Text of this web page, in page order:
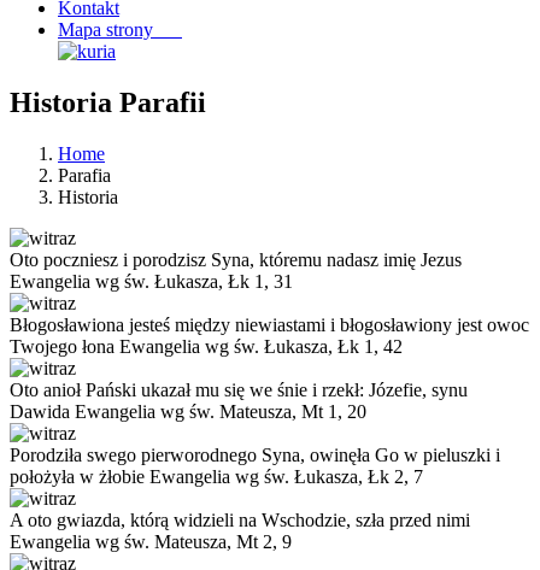
Kontakt
Mapa strony
Historia Parafii
Home
Parafia
Historia
Oto poczniesz i porodzisz Syna, któremu nadasz imię Jezus
Ewangelia wg św. Łukasza, Łk 1, 31
Błogosławiona jesteś między niewiastami i błogosławiony jest owoc
Twojego łona Ewangelia wg św. Łukasza, Łk 1, 42
Oto anioł Pański ukazał mu się we śnie i rzekł: Józefie, synu
Dawida Ewangelia wg św. Mateusza, Mt 1, 20
Porodziła swego pierworodnego Syna, owinęła Go w pieluszki i
położyła w żłobie Ewangelia wg św. Łukasza, Łk 2, 7
A oto gwiazda, którą widzieli na Wschodzie, szła przed nimi
Ewangelia wg św. Mateusza, Mt 2, 9